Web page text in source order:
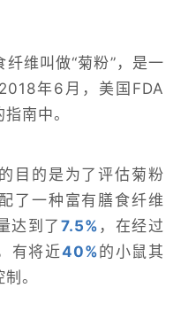
维叫做“菊粉”，是一
年6月，美国FDA
南中。
目的是为了评估菊粉
了一种富有膳食纤维
达到了 7.5% ，在经过
有将近40%的小鼠其
。